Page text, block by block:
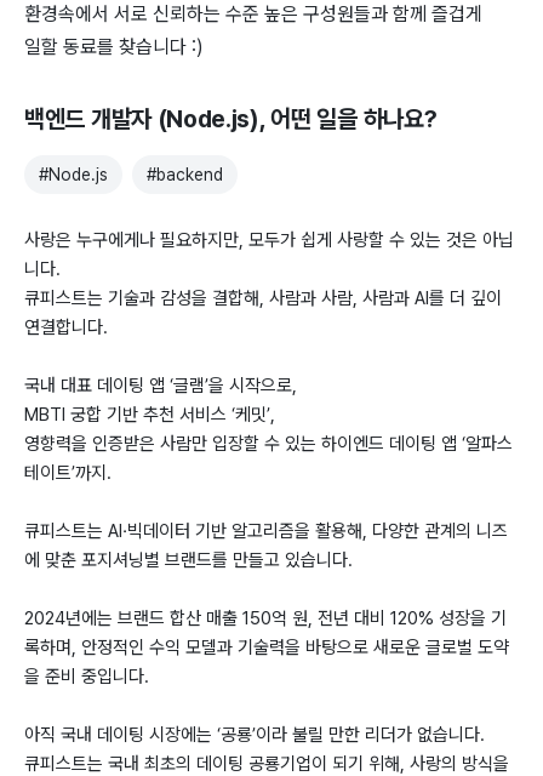
환경속에서 서로 신뢰하는 수준 높은 구성원들과 함께 즐겁게
일할 동료를 찾습니다 :)
백엔드 개발자 (Node.js), 어떤 일을 하나요?
#Node.js #backend
사랑은 누구에게나 필요하지만, 모두가 쉽게 사랑할 수 있는 것은 아닙
니다.
큐피스트는 기술과 감성을 결합해, 사람과 사람, 사람과 AI를 더 깊이
연결합니다.
국내 대표 데이팅 앱 ‘글램’을 시작으로,
MBTI 궁합 기반 추천 서비스 ‘케밋’,
영향력을 인증받은 사람만 입장할 수 있는 하이엔드 데이팅 앱 ‘알파스
테이트’까지.
큐피스트는 AI·빅데이터 기반 알고리즘을 활용해, 다양한 관계의 니즈
에 맞춘 포지셔닝별 브랜드를 만들고 있습니다.
2024년에는 브랜드 합산 매출 150억 원, 전년 대비 120% 성장을 기
록하며, 안정적인 수익 모델과 기술력을 바탕으로 새로운 글로벌 도약
을 준비 중입니다.
아직 국내 데이팅 시장에는 ‘공룡’이라 불릴 만한 리더가 없습니다.
큐피스트는 국내 최초의 데이팅 공룡기업이 되기 위해, 사랑의 방식을